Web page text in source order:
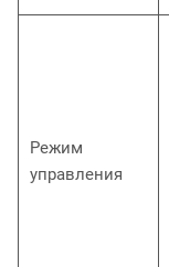
Режим
управления